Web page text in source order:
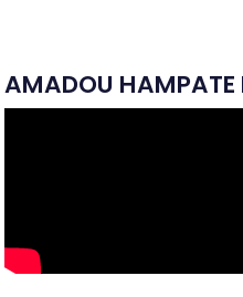
AMADOU HAMPATE